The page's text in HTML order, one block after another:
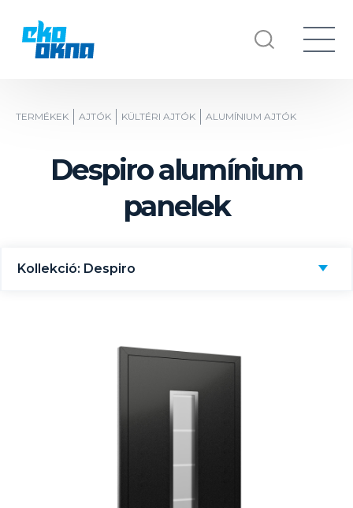
TERMÉKEK AJTÓK KÜLTÉRI AJTÓK ALUMÍNIUM AJTÓK
Despiro alumínium
panelek
Kollekció: Despiro